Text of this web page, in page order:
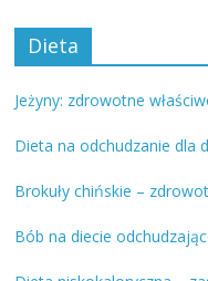
Dieta
Jeżyny: zdrowotne
Dieta na odchudzanie dla
Brokuły chińskie –
Bób na diecie